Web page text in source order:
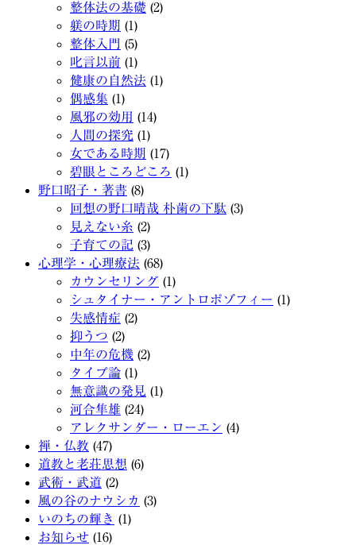
整体法の基礎 (2)
躾の時期 (1)
整体入門 (5)
叱言以前 (1)
健康の自然法 (1)
偶感集 (1)
風邪の効用 (14)
人間の探究 (1)
女である時期 (17)
碧眼ところどころ (1)
野口昭子・著書 (8)
回想の野口晴哉 朴歯の下駄 (3)
見えない糸 (2)
子育ての記 (3)
心理学・心理療法 (68)
カウンセリング (1)
シュタイナー・アントロポゾフィー (1)
失感情症 (2)
抑うつ (2)
中年の危機 (2)
タイプ論 (1)
無意識の発見 (1)
河合隼雄 (24)
アレクサンダー・ローエン (4)
禅・仏教 (47)
道教と老荘思想 (6)
武術・武道 (2)
風の谷のナウシカ (3)
いのちの輝き (1)
お知らせ (16)